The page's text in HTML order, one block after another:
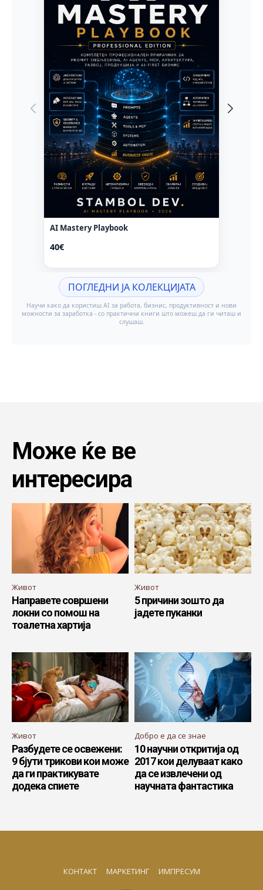
Може ќе ве
интересира
Живот
Направете совршени
локни со помош на
тоалетна хартија
Живот
5 причини зошто да
јадете пуканки
Живот
Разбудете се освежени:
9 бјути трикови кои може
да ги практикувате
додека спиете
Добро е да се знае
10 научни откритија од
2017 кои делуваат како
да се извлечени од
научната фантастика
КОНТАКТ МАРКЕТИНГ ИМПРЕСУМ